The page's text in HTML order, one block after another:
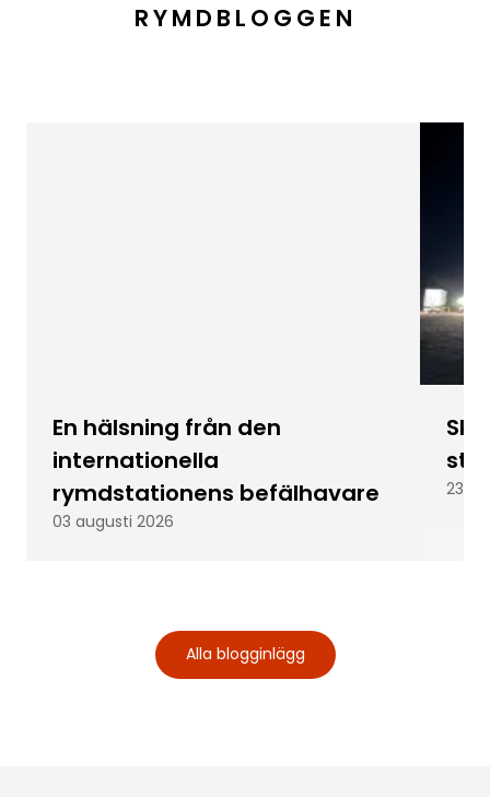
RYMDBLOGGEN
En hälsning från den
internationella
rymdstationens befälhavare
03 augusti 2026
23
Alla blogginlägg